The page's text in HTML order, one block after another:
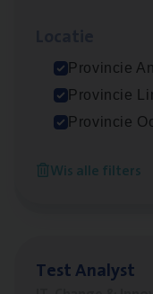
Provincie
Provincie
Provincie
Wis alle filters
Busi­ness
Antwerpen
Test Ana­lyst